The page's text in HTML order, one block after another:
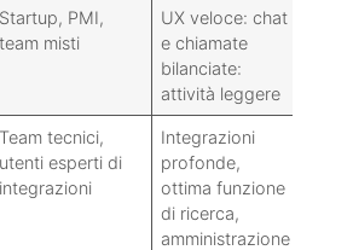
Startup, PMI,
team misti
UX veloce: chat
e chiamate
bilanciate:
attività leggere
Team tecnici,
utenti esperti di
integrazioni
Integrazioni
profonde,
ottima funzione
di ricerca,
amministrazione